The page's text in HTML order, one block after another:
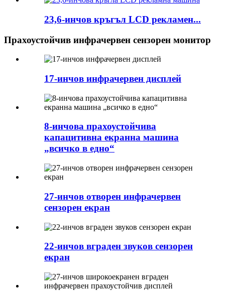
23,6-инчов кръгъл LCD рекламен...
Прахоустойчив инфрачервен сензорен монитор
17-инчов инфрачервен дисплей
8-инчова прахоустойчива
капацитивна екранна машина
„всичко в едно“
27-инчов отворен инфрачервен
сензорен екран
22-инчов вграден звуков сензорен
екран